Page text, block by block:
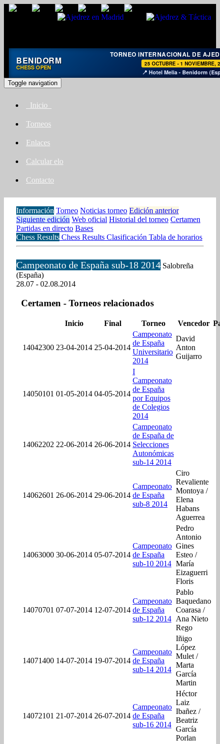
BENIDORM
CHESS OPEN
TORNEO INTERNACIONAL DE
25 OCTUBRE - 1 NOVIEMBRE,
📍 Hotel Melia - Benidorm
Toggle navigation
Inicio
Torneos
Enlaces
Calcular elo
Contacto
Información Torneo Noticias torneo Edición anterior
Siguiente edición Web oficial Historial del torneo Certamen
Partidas en directo Bases
Chess Results Chess Results Clasificación Tabla de horarios
Campeonato de España sub-18 2014 Salobreña
(España)
28.07 - 02.08.2014
Certamen - Torneos relacionados
Inicio Final Torneo Vencedor
14042300 23-04-2014 25-04-2014
Campeonato
de España
Universitario
2014
David
Anton
Guijarro
14050101 01-05-2014 04-05-2014
I
Campeonato
de España
por Equipos
de Colegios
2014
14062202 22-06-2014 26-06-2014
Campeonato
de España de
Selecciones
Autonómicas
sub-14 2014
14062601 26-06-2014 29-06-2014
Campeonato
de España
sub-8 2014
Ciro
Revaliente
Montoya /
Elena
Habans
Aguerrea
14063000 30-06-2014 05-07-2014
Campeonato
de España
sub-10 2014
Pedro
Antonio
Gines
Esteo /
María
Eizaguerri
Floris
14070701 07-07-2014 12-07-2014
Campeonato
de España
sub-12 2014
Pablo
Baquedano
Coarasa /
Ana Nieto
Rego
14071400 14-07-2014 19-07-2014
Campeonato
de España
sub-14 2014
Iñigo
López
Mulet /
Marta
García
Martin
14072101 21-07-2014 26-07-2014
Campeonato
de España
sub-16 2014
Héctor
Laiz
Ibañez /
Beatriz
García
Porlan